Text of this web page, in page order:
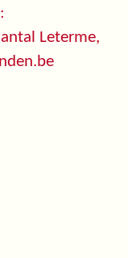
Leterme,